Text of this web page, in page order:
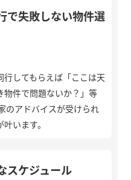
で失敗しない物件選
してもらえば「ここは天
物件で問題ないか？」等
のアドバイスが受けられ
います。
スケジュール